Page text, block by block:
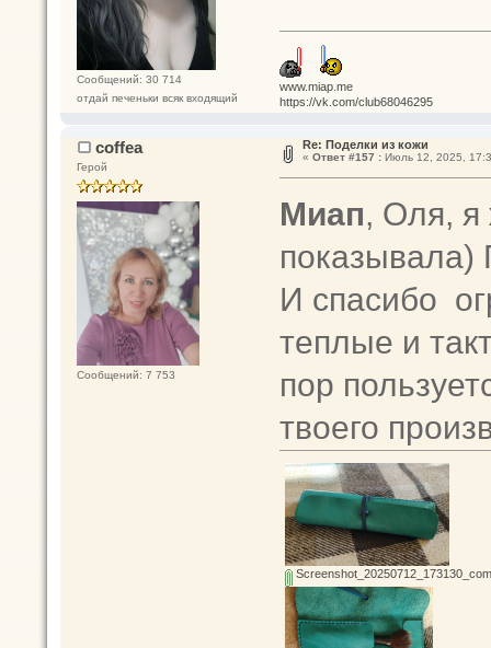
Сообщений: 30 714
отдай печеньки всяк входящий
www.miap.me
https://vk.com/club68046295
coffea
Герой
Сообщений: 7 753
Re: Поделки из кожи
« Ответ #157 :Июль 12, 2025,
Миап, Оля, я
И спасибо
теплые и
пор
твоего